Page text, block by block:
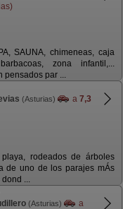
SAUNA, chimeneas, caja
zona infantil,...
pensados par ...
(Asturias) a 7,3
rodeados de árboles
de uno de los parajes mÁs
dond ...
(Asturias)
a